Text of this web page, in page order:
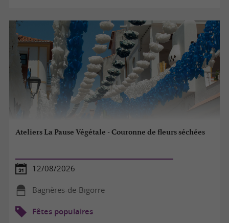
Ateliers La Pause Végétale - Couronne de fleurs séchées
12/08/2026
Bagnères-de-Bigorre
Fêtes populaires